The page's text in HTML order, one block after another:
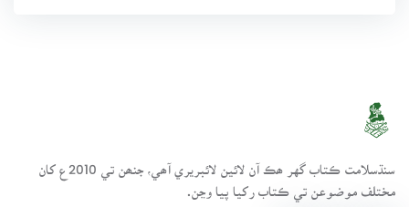
سنڌسلامت ڪتاب گهر ھڪ آن لائين لائبريري آھي، جنھن تي 2010ع کان
مختلف موضوعن تي ڪتاب رکيا پيا وڃن.